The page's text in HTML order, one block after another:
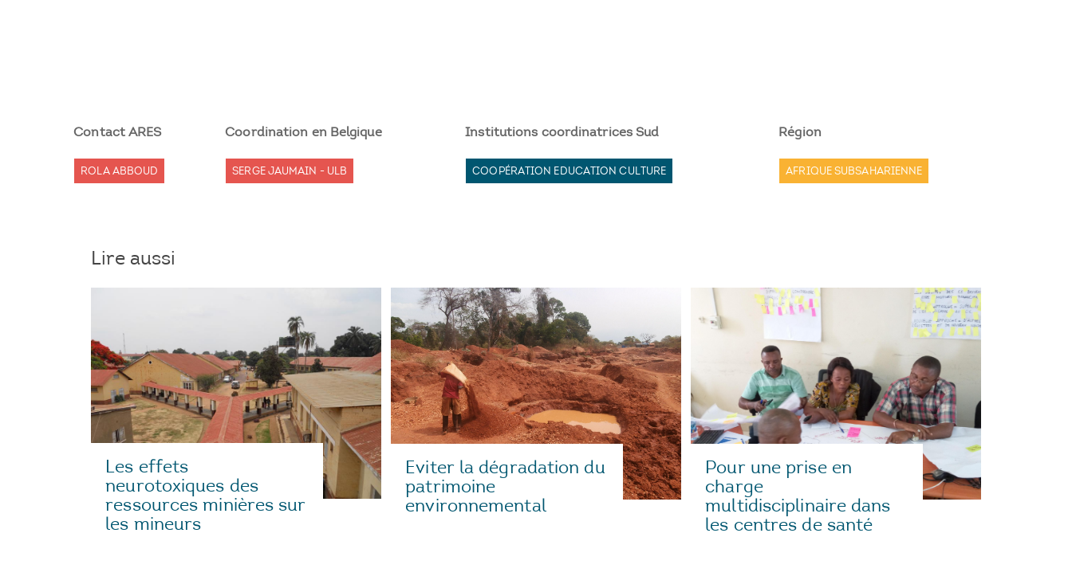
Contact ARES Coordination en Belgique Institutions coordinatrices Sud Région
ROLA ABBOUD SERGE JAUMAIN - ULB COOPÉRATION EDUCATION CULTURE AFRIQUE SUBSAHARIENNE
Lire aussi
Les effets
neurotoxiques des
ressources minières sur
les mineurs
Eviter la dégradation du
patrimoine
environnemental
Pour une prise en
charge
multidisciplinaire dans
les centres de santé